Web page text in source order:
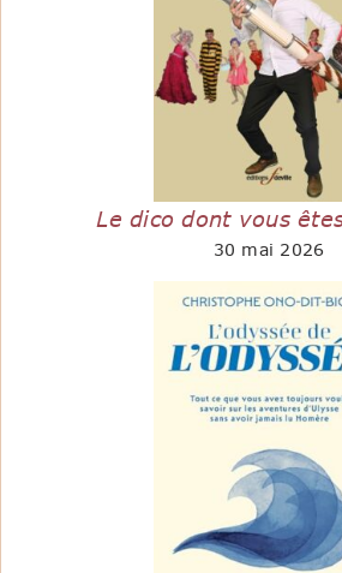
Le dico dont vous
30 mai 2026